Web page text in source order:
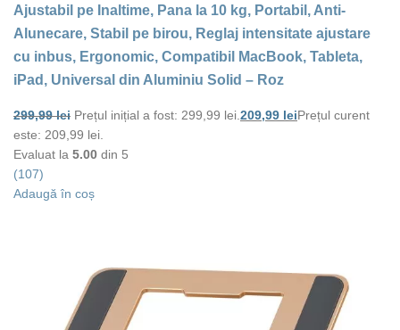
Ajustabil pe Inaltime, Pana la 10 kg, Portabil, Anti-
Alunecare, Stabil pe birou, Reglaj intensitate ajustare
cu inbus, Ergonomic, Compatibil MacBook, Tableta,
iPad, Universal din Aluminiu Solid – Roz
299,99lei Prețul inițial a fost: 299,99 lei.209,99 leiPrețul curent
este: 209,99 lei.
Evaluat la 5.00 din 5
(107)
Adaugă în coș